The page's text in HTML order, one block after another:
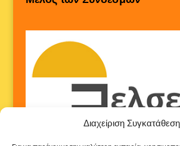
Διαχείριση